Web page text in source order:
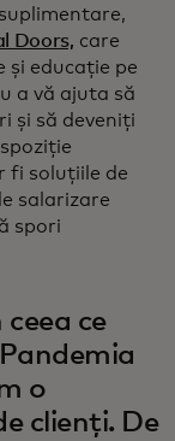
Doors, care
și educație pe
a vă ajuta să
și să deveniți
fi soluțiile de
salarizare
spori
ce
o
clienți. De